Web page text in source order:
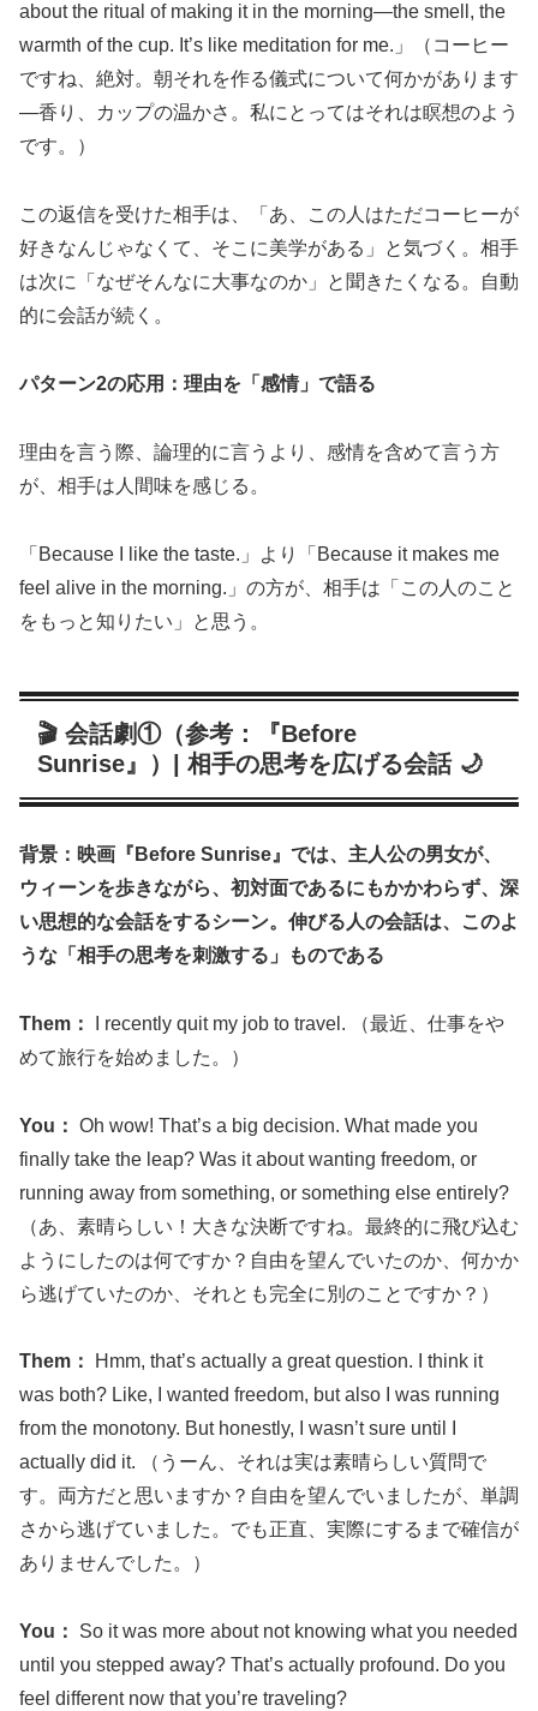
about the ritual of making it in the morning—the smell, the
warmth of the cup. It’s like meditation for me.」（コーヒー
ですね、絶対。朝それを作る儀式について何かがあります
—香り、カップの温かさ。私にとってはそれは瞑想のよう
です。）
この返信を受けた相手は、「あ、この人はただコーヒーが
好きなんじゃなくて、そこに美学がある」と気づく。相手
は次に「なぜそんなに大事なのか」と聞きたくなる。自動
的に会話が続く。
パターン2の応用：理由を「感情」で語る
理由を言う際、論理的に言うより、感情を含めて言う方
が、相手は人間味を感じる。
「Because I like the taste.」より「Because it makes me
feel alive in the morning.」の方が、相手は「この人のこと
をもっと知りたい」と思う。
🎬 会話劇①（参考：『Before
Sunrise』）| 相手の思考を広げる会話 🌙
背景：映画『Before Sunrise』では、主人公の男女が、
ウィーンを歩きながら、初対面であるにもかかわらず、深
い思想的な会話をするシーン。伸びる人の会話は、このよ
うな「相手の思考を刺激する」ものである
Them：
I recently quit my job to travel. （最近、仕事をや
めて旅行を始めました。）
You： Oh wow! That’s a big decision. What made you
finally take the leap? Was it about wanting freedom, or
running away from something, or something else entirely?
（あ、素晴らしい！大きな決断ですね。最終的に飛び込む
ようにしたのは何ですか？自由を望んでいたのか、何かか
ら逃げていたのか、それとも完全に別のことですか？）
Them：
Hmm, that’s actually a great question. I think it
was both? Like, I wanted freedom, but also I was running
from the monotony. But honestly, I wasn’t sure until I
actually did it. （うーん、それは実は素晴らしい質問で
す。両方だと思いますか？自由を望んでいましたが、単調
さから逃げていました。でも正直、実際にするまで確信が
ありませんでした。）
You：
So it was more about not knowing what you needed
until you stepped away? That’s actually profound. Do you
feel different now that you’re traveling?